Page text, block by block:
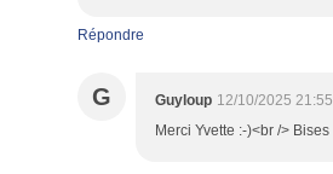
Répondre
G Guyloup 12/10/2025 21:55
Merci Yvette :-)<br /> Bises